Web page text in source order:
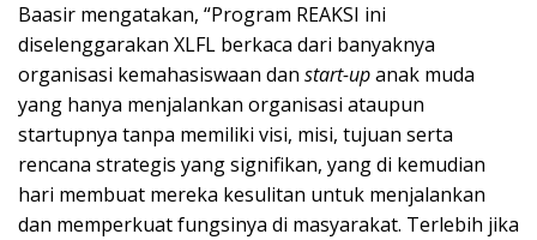
Baasir mengatakan, “Program REAKSI ini
diselenggarakan XLFL berkaca dari banyaknya
organisasi kemahasiswaan dan start-upanak muda
yang hanya menjalankan organisasi ataupun
startupnya tanpa memiliki visi, misi, tujuan serta
rencana strategis yang signifikan, yang di kemudian
hari membuat mereka kesulitan untuk menjalankan
dan memperkuat fungsinya di masyarakat. Terlebih jika